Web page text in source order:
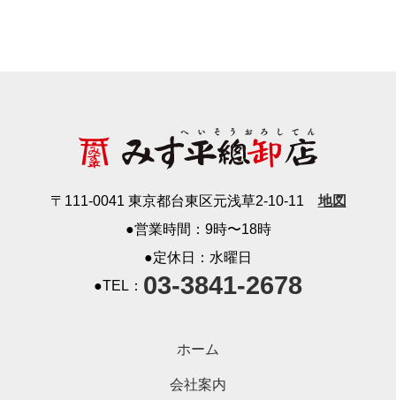
〒111-0041 東京都台東区元浅草2-10-11
地図
●営業時間：9時〜18時
●定休日：水曜日
●TEL： 03-3841-2678
ホーム
会社案内